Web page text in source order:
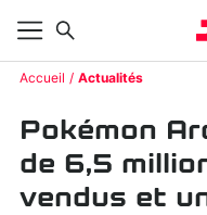
Accueil Actualités
Pokémon
de 6,5
vendus et